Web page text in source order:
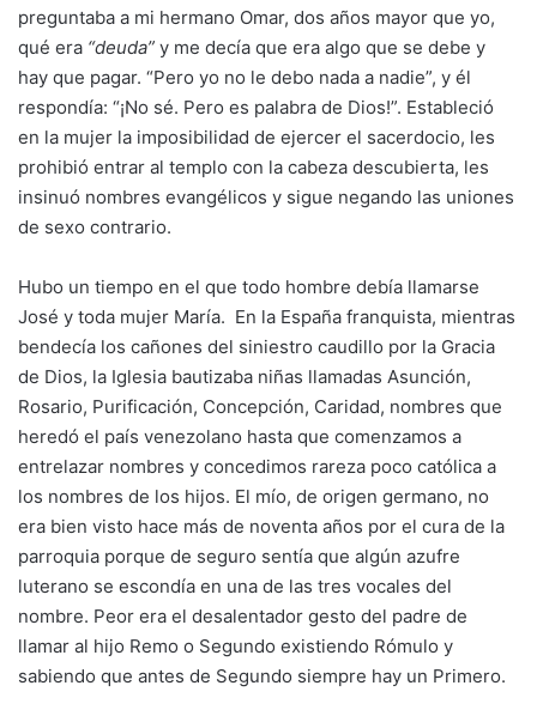
preguntaba a mi hermano Omar, dos años mayor que yo,
qué era “deuda” y me decía que era algo que se debe y
hay que pagar. “Pero yo no le debo nada a nadie”, y él
respondía: “¡No sé. Pero es palabra de Dios!”. Estableció
en la mujer la imposibilidad de ejercer el sacerdocio, les
prohibió entrar al templo con la cabeza descubierta, les
insinuó nombres evangélicos y sigue negando las uniones
de sexo contrario.
Hubo un tiempo en el que todo hombre debía llamarse
José y toda mujer María. En la España franquista, mientras
bendecía los cañones del siniestro caudillo por la Gracia
de Dios, la Iglesia bautizaba niñas llamadas Asunción,
Rosario, Purificación, Concepción, Caridad, nombres que
heredó el país venezolano hasta que comenzamos a
entrelazar nombres y concedimos rareza poco católica a
los nombres de los hijos. El mío, de origen germano, no
era bien visto hace más de noventa años por el cura de la
parroquia porque de seguro sentía que algún azufre
luterano se escondía en una de las tres vocales del
nombre. Peor era el desalentador gesto del padre de
llamar al hijo Remo o Segundo existiendo Rómulo y
sabiendo que antes de Segundo siempre hay un Primero.